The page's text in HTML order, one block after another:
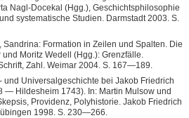
Nagl-Docekal (Hgg.), Geschichtsphilosophie
systematische Studien. Darmstadt 2003. S.
Sandrina: Formation in Zeilen und Spalten. Die
Moritz Wedell (Hgg.): Grenzfälle.
Zahl. Weimar 2004. S. 167—189.
und Universalgeschichte bei Jakob Friedrich
— Hildesheim 1743). In: Martin Mulsow und
Providenz, Polyhistorie. Jakob Friedrich
1998. S. 230—266.